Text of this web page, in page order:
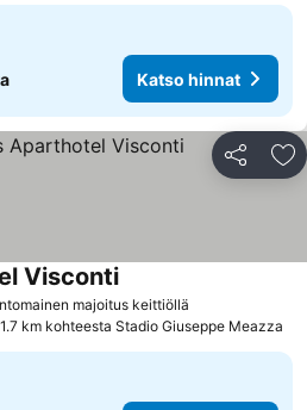
Katso hinnat
Jaa
majoitus keittiöllä
Visconti
1.7 km kohteesta Stadio Giuseppe Meazza